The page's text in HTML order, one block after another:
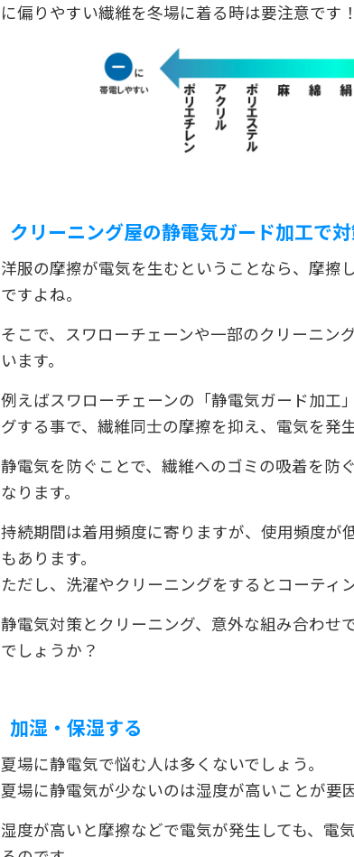
に偏りやすい繊維を冬場に着る時は要注意です！
クリーニング屋の静電気ガード加工で
洋服の摩擦が電気を生むということなら、摩擦
ですよね。
そこで、スワローチェーンや一部のクリーニン
います。
例えばスワローチェーンの「静電気ガード加工
グする事で、繊維同士の摩擦を抑え、電気を発
静電気を防ぐことで、繊維へのゴミの吸着を防
なります。
持続期間は着用頻度に寄りますが、使用頻度が
もあります。
ただし、洗濯やクリーニングをするとコーティ
静電気対策とクリーニング、意外な組み合わせ
でしょうか？
加湿・保湿する
夏場に静電気で悩む人は多くないでしょう。
夏場に静電気が少ないのは湿度が高いことが要
湿度が高いと摩擦などで電気が発生しても、電